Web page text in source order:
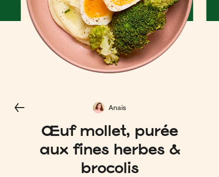
Œuf mollet, purée
aux fines herbes &
brocolis
Anaïs